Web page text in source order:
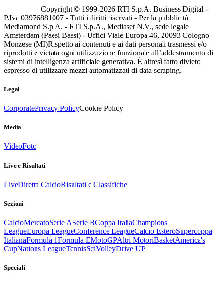
Copyright © 1999-2026 RTI S.p.A. Business Digital -
P.Iva 03976881007 - Tutti i diritti riservati - Per la pubblicità
Mediamond S.p.A. - RTI S.p.A., Mediaset N.V., sede legale
Amsterdam (Paesi Bassi) - Uffici Viale Europa 46, 20093 Cologno
Monzese (MI)Rispetto ai contenuti e ai dati personali trasmessi e/o
riprodotti è vietata ogni utilizzazione funzionale all’addestramento di
sistemi di intelligenza artificiale generativa. È altresì fatto divieto
espresso di utilizzare mezzi automatizzati di data scraping.
Legal
CorporatePrivacy PolicyCookie Policy
Media
VideoFoto
Live e Risultati
LiveDiretta CalcioRisultati e Classifiche
Sezioni
CalcioMercatoSerie ASerie BCoppa ItaliaChampions
LeagueEuropa LeagueConference LeagueCalcio EsteroSupercoppa
ItalianaFormula 1Formula EMotoGPAltri MotoriBasketAmerica's
CupNations LeagueTennisSciVolleyDrive UP
Speciali